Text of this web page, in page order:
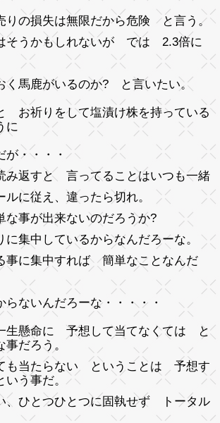
の損失は無限だから危険 と言う。
そうかもしれないが では 2.3倍に
く馬鹿がいるのか? と言いたい。
お祈りをして塩漬け株を持っている
に
が・・・・
返すと 言ってることはいつも一緒
に従え、違ったら切れ。
な事が出来ないのだろうか?
集中しているからなんだろーな。
事に集中すれば 簡単なことなんだ
らないんだろーな・・・・・
生懸命に 予想して当てなくては と
だろう。
も当たらない ということは 予想す
う事だ。
、ひとつひとつに固執せず トータル